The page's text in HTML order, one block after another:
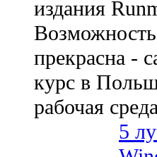
издания
прекрасна -
курс в
рабочая
5